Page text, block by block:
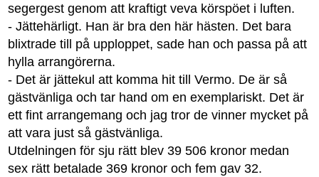
segergest genom att kraftigt veva körspöet i luften.
- Jättehärligt. Han är bra den här hästen. Det bara
blixtrade till på upploppet, sade han och passa på att
hylla arrangörerna.
- Det är jättekul att komma hit till Vermo. De är så
gästvänliga och tar hand om en exemplariskt. Det är
ett fint arrangemang och jag tror de vinner mycket på
att vara just så gästvänliga.
Utdelningen för sju rätt blev 39 506 kronor medan
sex rätt betalade 369 kronor och fem gav 32.